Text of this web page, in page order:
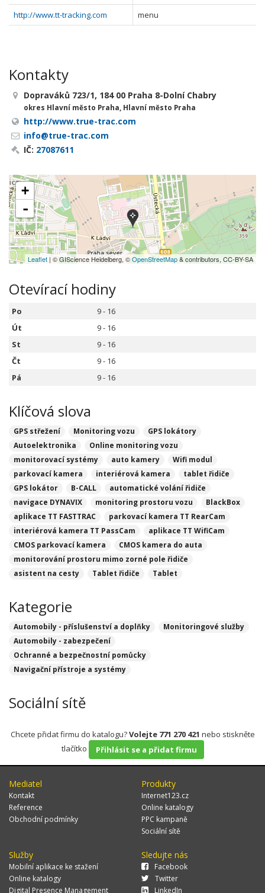
http://www.tt-tracking.com
menu
Kontakty
Dopraváků 723/1, 184 00 Praha 8-Dolní Chabry
okres Hlavní město Praha, Hlavní město Praha
http://www.true-trac.com
info@true-trac.com
IČ: 27087611
+
-
Leaflet | © GIScience Heidelberg, ©OpenStreetMap& contributors, CC-BY-SA
Otevírací hodiny
Po
9 - 16
Út
9 - 16
St
9 - 16
Čt
9 - 16
Pá
9 - 16
Klíčová slova
GPS střežení Monitoring vozu
GPS lokátory
Autoelektronika
Online monitoring vozu
monitorovací systémy
auto kamery
Wifi modul
parkovací kamera
interiérová kamera
tablet řidiče
GPS lokátor
B-CALL
automatické volání řidiče
navigace DYNAVIX
monitoring prostoru vozu
BlackBox
aplikace TT FASTTRAC
parkovací kamera TT RearCam
interiérová kamera TT PassCam
aplikace TT WifiCam
CMOS parkovací kamera
CMOS kamera do auta
monitorování prostoru mimo zorné pole řidiče
asistent na cesty
Tablet řidiče Tablet
Kategorie
Automobily - příslušenství a doplňky
Monitoringové služby
Automobily - zabezpečení
Ochranné a bezpečnostní pomůcky
Navigační přístroje a systémy
Sociální sítě
Chcete přidat firmu do katalogu?Volejte 771 270 421 nebo stiskněte
tlačítko
Přihlásit se a přidat firmu
Mediatel
Kontakt
Reference
Obchodní podmínky
Produkty
Internet123.cz
Online katalogy
PPC kampaně
Sociální sítě
Služby
Mobilní aplikace ke stažení
Online katalogy
Digital Presence Management
Sledujte nás
Facebook
Twitter
LinkedIn